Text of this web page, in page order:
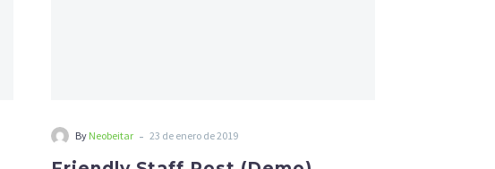
By Neobeitar - 23 de enero de 2019